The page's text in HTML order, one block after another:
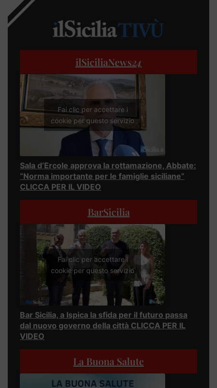
ilSiciliaNews24
Fai clic per accettare i
cookie per questo servizio
Sala d’Ercole approva la rottamazione, Abbate:
“Norma importante per le famiglie siciliane”
CLICCA PER IL VIDEO
BarSicilia
Fai clic per accettare i
cookie per questo servizio
Bar Sicilia, a Ispica la sfida per il futuro passa
dal nuovo governo della città CLICCA PER IL
VIDEO
La Buona Salute